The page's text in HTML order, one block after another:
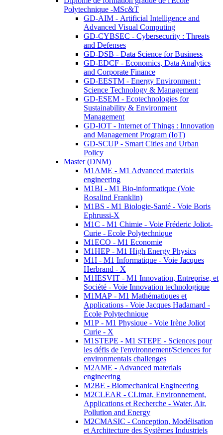
Polytechnique -MSc&T
GD-AIM - Artificial Intelligence and
Advanced Visual Computing
GD-CYBSEC - Cybersecurity : Threats
and Defenses
GD-DSB - Data Science for Business
GD-EDCF - Economics, Data Analytics
and Corporate Finance
GD-EESTM - Energy Environment :
Science Technology & Management
GD-ESEM - Ecotechnologies for
Sustainability & Environment
Management
GD-IOT - Internet of Things : Innovation
and Management Program (IoT)
GD-SCUP - Smart Cities and Urban
Policy
Master (DNM)
M1AME - M1 Advanced materials
engineering
M1BI - M1 Bio-informatique (Voie
Rosalind Franklin)
M1BS - M1 Biologie-Santé - Voie Boris
Ephrussi-X
M1C - M1 Chimie - Voie Fréderic Joliot-
Curie - Ecole Polytechnique
M1ECO - M1 Economie
M1HEP - M1 High Energy Physics
M1I - M1 Informatique - Voie Jacques
Herbrand - X
M1IESVIT - M1 Innovation, Entreprise, et
Société - Voie Innovation technologique
M1MAP - M1 Mathématiques et
Applications - Voie Jacques Hadamard -
École Polytechnique
M1P - M1 Physique - Voie Irène Joliot
Curie - X
M1STEPE - M1 STEPE - Sciences pour
les défis de l'environnement/Sciences for
environmentals challenges
M2AME - Advanced materials
engineering
M2BE - Biomechanical Engineering
M2CLEAR - CLimat, Environnement,
Applications et Recherche - Water, Air,
Pollution and Energy
M2CMASIC - Conception, Modélisation
et Architecture des Systèmes Industriels